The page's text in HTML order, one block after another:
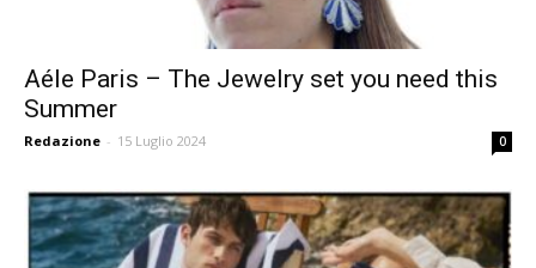
Aéle Paris – The Jewelry set you need this
Summer
Redazione - 15 Luglio 2024 0